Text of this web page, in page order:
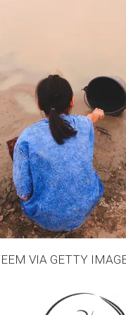
VIA GETTY